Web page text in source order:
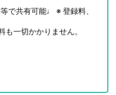
で共有可能♩ ※ 登録料、
一切かかりません。